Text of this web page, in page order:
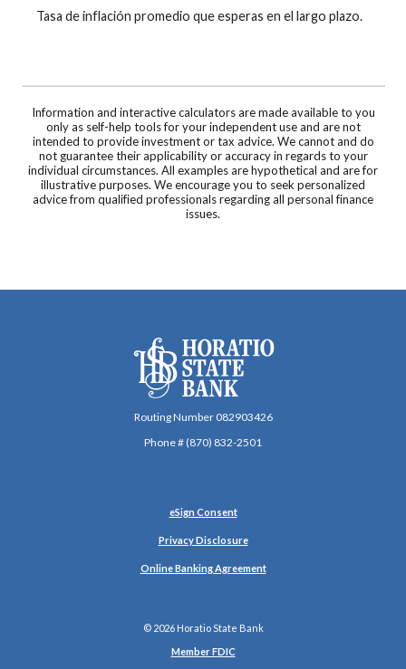
Tasa de inflación promedio que esperas en el largo plazo.
Information and interactive calculators are made available to you
only as self-help tools for your independent use and are not
intended to provide investment or tax advice. We cannot and do
not guarantee their applicability or accuracy in regards to your
individual circumstances. All examples are hypothetical and are for
illustrative purposes. We encourage you to seek personalized
advice from qualified professionals regarding all personal finance
issues.
Horatio State Bank
Routing Number 082903426
Phone # (870) 832-2501
eSign Consent(Opens in a new Window)
Privacy Disclosure
Online Banking Agreement
© 2026Horatio State Bank
Member FDIC